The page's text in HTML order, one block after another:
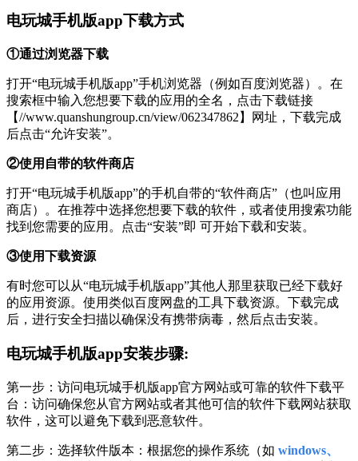
电玩城手机版app下载方式
①通过浏览器下载
打开“电玩城手机版app”手机浏览器（例如百度浏览器）。在
搜索框中输入您想要下载的应用的全名，点击下载链接
【//www.quanshungroup.cn/view/062347862】网址，下载完成
后点击“允许安装”。
②使用自带的软件商店
打开“电玩城手机版app”的手机自带的“软件商店”（也叫应用
商店）。在推荐中选择您想要下载的软件，或者使用搜索功能
找到您需要的应用。点击“安装”即 可开始下载和安装。
③使用下载资源
有时您可以从“电玩城手机版app”其他人那里获取已经下载好
的应用资源。使用类似百度网盘的工具下载资源。下载完成
后，进行安全扫描以确保没有携带病毒，然后点击安装。
电玩城手机版app安装步骤:
第一步：访问电玩城手机版app官方网站或可靠的软件下载平
台：访问确保您从官方网站或者其他可信的软件下载网站获取
软件，这可以避免下载到恶意软件。
第二步：选择软件版本：根据您的操作系统（如 windows、